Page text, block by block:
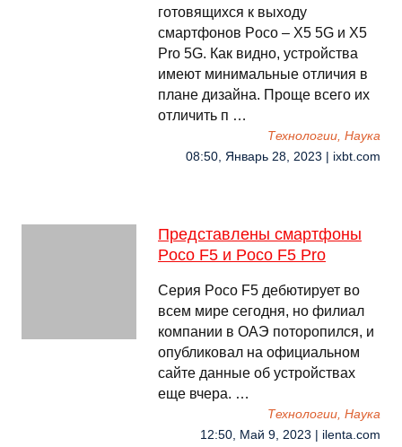
готовящихся к выходу
смартфонов Poco – X5 5G и X5
Pro 5G. Как видно, устройства
имеют минимальные отличия в
плане дизайна. Проще всего их
отличить п …
Технологии, Наука
08:50, Январь 28, 2023 | ixbt.com
Представлены смартфоны
Poco F5 и Poco F5 Pro
Серия Poco F5 дебютирует во
всем мире сегодня, но филиал
компании в ОАЭ поторопился, и
опубликовал на официальном
сайте данные об устройствах
еще вчера. …
Технологии, Наука
12:50, Май 9, 2023 | ilenta.com